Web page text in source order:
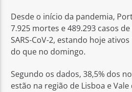
Desde o início da pandemia,
7.925 mortes e 489.293 casos
SARS-CoV-2, estando hoje
do que no domingo.
Segundo os dados, 38,5% dos
estão na região de Lisboa e Vale